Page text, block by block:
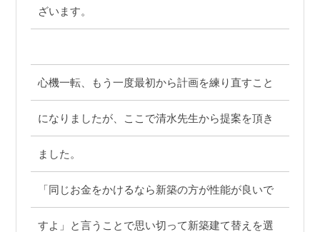
ざいます。
心機一転、もう一度最初から計画を練り直すこと
になりましたが、ここで清水先生から提案を頂き
ました。
「同じお金をかけるなら新築の方が性能が良いで
すよ」と言うことで思い切って新築建て替えを選